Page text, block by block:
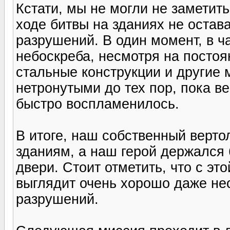
Кстати, мы не могли не
ходе битвы на зданиях не
разрушений. В один момент, в
небоскреба, несмотря на
стальные конструкции и
нетронутыми до тех пор, пока
быстро воспламенилось.
В итоге, наш собственный
зданиям, а наш герой держался
двери. Стоит отметить, что с
выглядит очень хорошо даже
разрушений.